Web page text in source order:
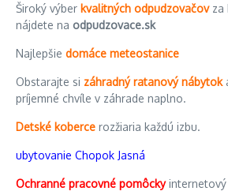
Široký výber kvalitných odpudzovačovza
nájdete na odpudzovace.sk
Najlepšie domáce meteostanice
Obstarajte si záhradný ratanový nábytok
príjemné chvíle v záhrade naplno.
Detské koberce rozžiaria každú izbu.
ubytovanie Chopok Jasná
Ochranné pracovné pomôcky